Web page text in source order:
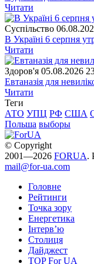
Читати
Суспiльство
В Україні 6 серпня
Читати
Здоров'я 05.08.2026
Евтаназія для
Читати
Теги
АТО УПЦ РФ США
Польша выборы
© Copyright
2001—2026 FORUA.
mail@for-ua.com
Головне
Рейтинги
Точка зору
Енергетика
Інтерв’ю
Столиця
Дайджест
TOP For UA